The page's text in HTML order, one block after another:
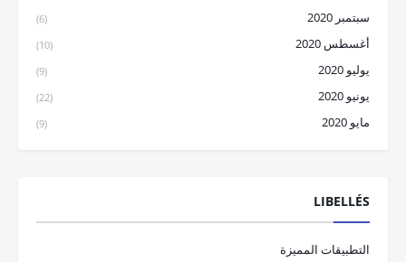
سبتمبر 2020 (6)
أغسطس 2020 (10)
يوليو 2020 (9)
يونيو 2020 (22)
مايو 2020 (9)
LIBELLÉS
التطبيقات المميزة